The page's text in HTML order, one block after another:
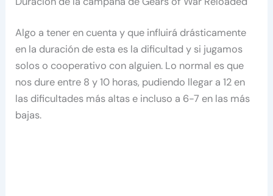
Algo a tener en cuenta y que influirá drásticamente
en la duración de esta es la dificultad y si jugamos
solos o cooperativo con alguien. Lo normal es que
nos dure entre 8 y 10 horas, pudiendo llegar a 12 en
las dificultades más altas e incluso a 6-7 en las más
bajas.